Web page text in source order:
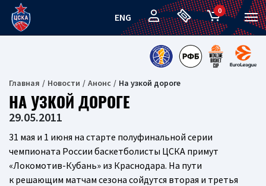
ENG
0
Главная Новости Анонс На узкой дороге
НА УЗКОЙ ДОРОГЕ
29.05.2011
31 мая и 1 июня на старте полуфинальной серии
чемпионата России баскетболисты ЦСКА примут
«Локомотив-Кубань» из Краснодара. На пути
к решающим матчам сезона сойдутся вторая и третья